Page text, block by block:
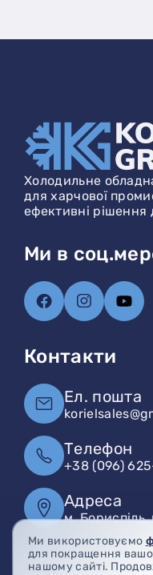
Холодильне
для харчової
ефективні рішення
Ми в
Контакти
Ел. пошта
Телефон
+38 (096)
Адреса
м.
Ми використовуємо
для покращення
нашому сайті.